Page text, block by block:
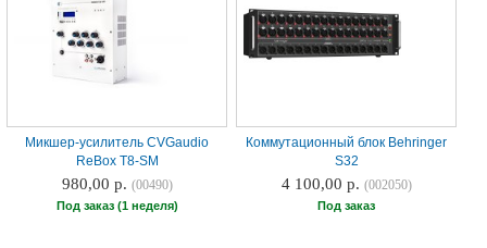
Микшер-усилитель CVGaudio
ReBox T8-SM
980,00 р. (00490)
Под заказ (1 неделя)
Коммутационный блок Behringer
S32
4 100,00 р. (002050)
Под заказ